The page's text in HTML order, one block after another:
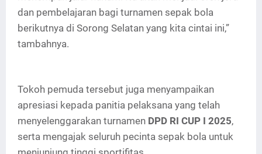
dan pembelajaran bagi turnamen sepak bola
berikutnya di Sorong Selatan yang kita cintai ini,”
tambahnya.
Tokoh pemuda tersebut juga menyampaikan
apresiasi kepada panitia pelaksana yang telah
menyelenggarakan turnamen DPD RI CUP I 2025,
serta mengajak seluruh pecinta sepak bola untuk